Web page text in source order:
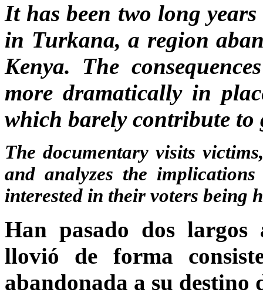
It has been two long
in Turkana, a region
Kenya. The
more dramatically in
which barely contribute
The documentary visits
and analyzes the
interested in their voters being
Han pasado dos largos
llovió de forma
abandonada a su destino